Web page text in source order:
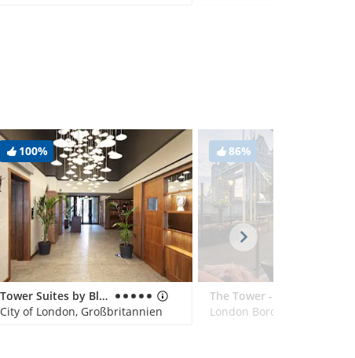
100%
Tower Suites by Blue Orchid
City of London, Großbritannien
86%